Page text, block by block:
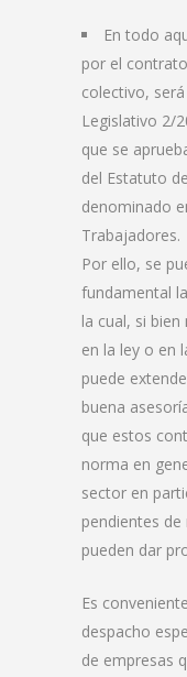
En todo
por el
colectivo,
Legislativo 2/
que se
del Estatuto
denominado
Trabajadores.
Por ello, se
fundamental
la cual, si
en la ley o en
puede
buena
que estos
norma en
sector en
pendientes
pueden dar
Es
despacho
de empresas